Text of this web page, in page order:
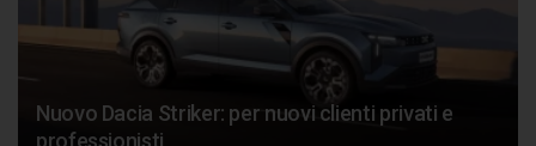
Nuovo Dacia Striker: per nuovi clienti privati e
professionisti